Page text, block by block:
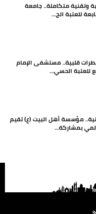
وتقنية متكاملة.. جامعة
للعتبة الح...
قلبية.. مستشفى الإمام
للعتبة الحسي...
مؤسسة أهل البيت (ع) تقيم
بمشاركة...